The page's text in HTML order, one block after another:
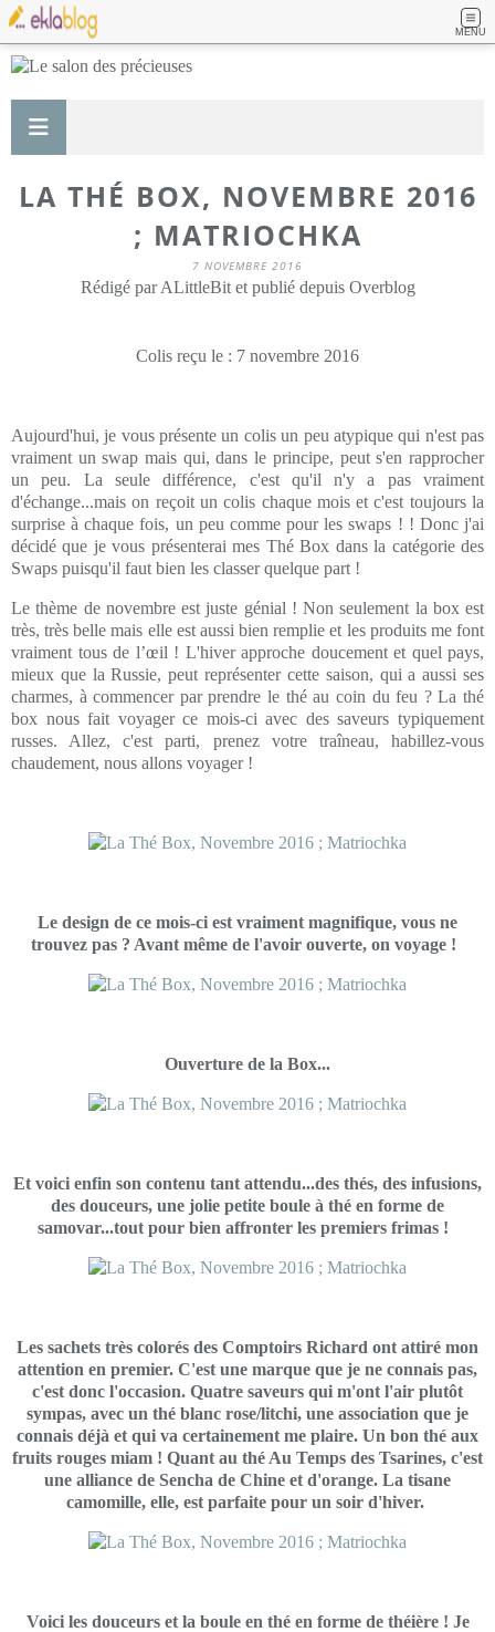
MENU
LA THÉ BOX, NOVEMBRE 2016
; MATRIOCHKA
7 NOVEMBRE 2016
Rédigé par ALittleBit et publié depuis Overblog
Colis reçu le : 7 novembre 2016
Aujourd'hui, je vous présente un colis un peu atypique qui n'est pas
vraiment un swap mais qui, dans le principe, peut s'en rapprocher
un peu. La seule différence, c'est qu'il n'y a pas vraiment
d'échange...mais on reçoit un colis chaque mois et c'est toujours la
surprise à chaque fois, un peu comme pour les swaps ! ! Donc j'ai
décidé que je vous présenterai mes Thé Box dans la catégorie des
Swaps puisqu'il faut bien les classer quelque part !
Le thème de novembre est juste génial ! Non seulement la box est
très, très belle mais elle est aussi bien remplie et les produits me font
vraiment tous de l’œil ! L'hiver approche doucement et quel pays,
mieux que la Russie, peut représenter cette saison, qui a aussi ses
charmes, à commencer par prendre le thé au coin du feu ? La thé
box nous fait voyager ce mois-ci avec des saveurs typiquement
russes. Allez, c'est parti, prenez votre traîneau, habillez-vous
chaudement, nous allons voyager !
Le design de ce mois-ci est vraiment magnifique, vous ne
trouvez pas ? Avant même de l'avoir ouverte, on voyage !
Ouverture de la Box...
Et voici enfin son contenu tant attendu...des thés, des infusions,
des douceurs, une jolie petite boule à thé en forme de
samovar...tout pour bien affronter les premiers frimas !
Les sachets très colorés des Comptoirs Richard ont attiré mon
attention en premier. C'est une marque que je ne connais pas,
c'est donc l'occasion. Quatre saveurs qui m'ont l'air plutôt
sympas, avec un thé blanc rose/litchi, une association que je
connais déjà et qui va certainement me plaire. Un bon thé aux
fruits rouges miam ! Quant au thé Au Temps des Tsarines, c'est
une alliance de Sencha de Chine et d'orange. La tisane
camomille, elle, est parfaite pour un soir d'hiver.
Voici les douceurs et la boule en thé en forme de théière ! Je